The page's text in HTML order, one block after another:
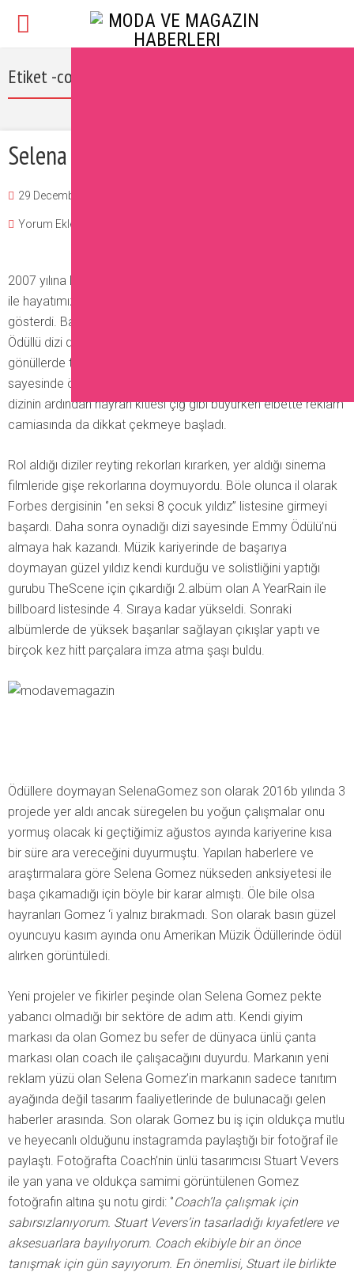
Etiket -coach
Selena Gomez Tasarımcı Oldu!
29 December 2016
Yorum Ekle
2007 yılına Disney Channel dizisi olan HannahMontana dizisi
ile hayatımıza giren SelenaGomez oldukça hızlı bir yükseliş
gösterdi. Başrol oynadığı Waverly Büyücüleri adlı Emmy
Ödüllü dizi de canlandırdığı AlexRusso karakteri ile adeta
gönüllerde taht kurdu. Tabi peş peşe gelen başarılı çıkışları
sayesinde ödül adayı olarak sık sık listelerde yer aldı. Bu
dizinin ardından hayran kitlesi çığ gibi büyürken elbette reklam
camiasında da dikkat çekmeye başladı.
Rol aldığı diziler reyting rekorları kırarken, yer aldığı sinema
filmleride gişe rekorlarına doymuyordu. Böle olunca il olarak
Forbes dergisinin ‘’en seksi 8 çocuk yıldız’’ listesine girmeyi
başardı. Daha sonra oynadığı dizi sayesinde Emmy Ödülü’nü
almaya hak kazandı. Müzik kariyerinde de başarıya
doymayan güzel yıldız kendi kurduğu ve solistliğini yaptığı
gurubu TheScene için çıkardığı 2.albüm olan A YearRain ile
billboard listesinde 4. Sıraya kadar yükseldi. Sonraki
albümlerde de yüksek başarılar sağlayan çıkışlar yaptı ve
birçok kez hitt parçalara imza atma şaşı buldu.
Ödüllere doymayan SelenaGomez son olarak 2016b yılında 3
projede yer aldı ancak süregelen bu yoğun çalışmalar onu
yormuş olacak ki geçtiğimiz ağustos ayında kariyerine kısa
bir süre ara vereceğini duyurmuştu. Yapılan haberlere ve
araştırmalara göre Selena Gomez nükseden anksiyetesi ile
başa çıkamadığı için böyle bir karar almıştı. Öle bile olsa
hayranları Gomez ‘i yalnız bırakmadı. Son olarak basın güzel
oyuncuyu kasım ayında onu Amerikan Müzik Ödüllerinde ödül
alırken görüntüledi.
Yeni projeler ve fikirler peşinde olan Selena Gomez pekte
yabancı olmadığı bir sektöre de adım attı. Kendi giyim
markası da olan Gomez bu sefer de dünyaca ünlü çanta
markası olan coach ile çalışacağını duyurdu. Markanın yeni
reklam yüzü olan Selena Gomez’in markanın sadece tanıtım
ayağında değil tasarım faaliyetlerinde de bulunacağı gelen
haberler arasında. Son olarak Gomez bu iş için oldukça mutlu
ve heyecanlı olduğunu instagramda paylaştığı bir fotoğraf ile
paylaştı. Fotoğrafta Coach’nin ünlü tasarımcısı Stuart Vevers
ile yan yana ve oldukça samimi görüntülenen Gomez
fotoğrafın altına şu notu girdi: ‘’Coach’la çalışmak için
sabırsızlanıyorum. Stuart Vevers’in tasarladığı kıyafetlere ve
aksesuarlara bayılıyorum. Coach ekibiyle bir an önce
tanışmak için gün sayıyorum. En önemlisi, Stuart ile birlikte